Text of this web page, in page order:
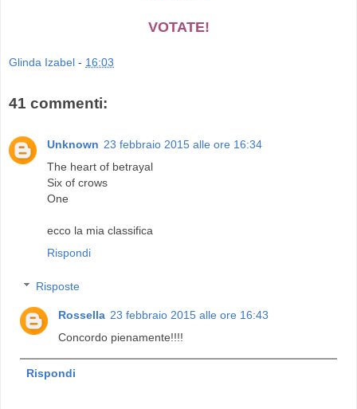
VOTATE!
Glinda Izabel - 16:03
41 commenti:
Unknown 23 febbraio 2015 alle ore 16:34
The heart of betrayal
Six of crows
One
ecco la mia classifica
Rispondi
Risposte
Rossella 23 febbraio 2015 alle ore 16:43
Concordo pienamente!!!!
Rispondi